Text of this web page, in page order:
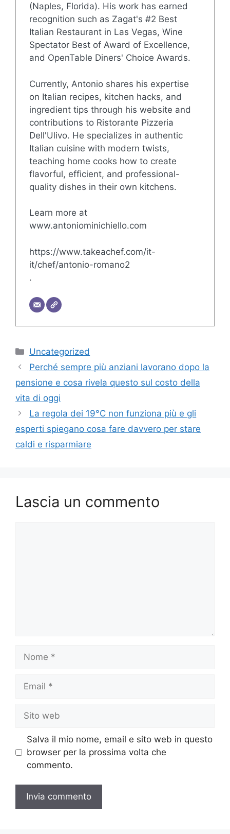
(Naples, Florida). His work has earned
recognition such as Zagat's #2 Best
Italian Restaurant in Las Vegas, Wine
Spectator Best of Award of Excellence,
and OpenTable Diners' Choice Awards.
Currently, Antonio shares his expertise
on Italian recipes, kitchen hacks, and
ingredient tips through his website and
contributions to Ristorante Pizzeria
Dell'Ulivo. He specializes in authentic
Italian cuisine with modern twists,
teaching home cooks how to create
flavorful, efficient, and professional-
quality dishes in their own kitchens.
Learn more at
www.antoniominichiello.com
https://www.takeachef.com/it-
it/chef/antonio-romano2
.
Categorie
Uncategorized
Perché sempre più anziani lavorano dopo la
pensione e cosa rivela questo sul costo della
vita di oggi
La regola dei 19°C non funziona più e gli
esperti spiegano cosa fare davvero per stare
caldi e risparmiare
Lascia un commento
web
Salva il mio nome, email e sito web in questo
browser per la prossima volta che
commento.